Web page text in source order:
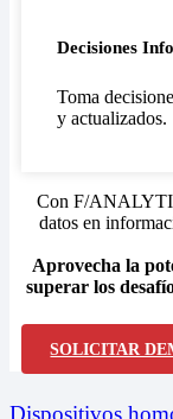
Decisiones
Toma
y actualizados.
Con F/
datos en
Aprovecha la
superar los
SOLICITAR
Dispositivos